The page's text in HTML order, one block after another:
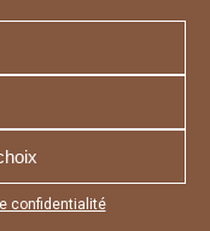
confidentialité